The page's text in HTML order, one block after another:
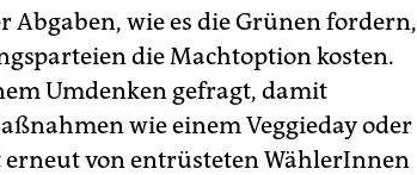
wie es die Grünen fordern,
die Machtoption kosten.
Umdenken gefragt, damit
wie einem Veggieday oder
von entrüsteten WählerInnen